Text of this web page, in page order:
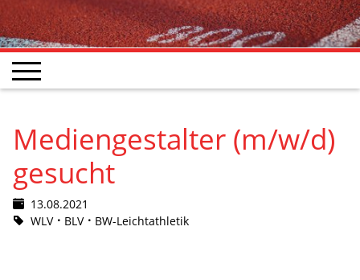
Mediengestalter (m/w/d)
gesucht
13.08.2021
WLV
BLV BW-Leichtathletik